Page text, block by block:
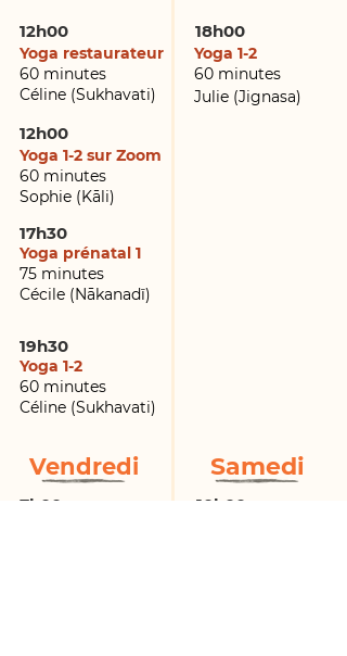
Vendredi
Yoga 1-2 sur Zoom
60 minutes
Sophie (Kāli)
Yoga prénatal 1
75 minutes
Cécile (Nākanadī)
Yoga 1-2
60 minutes
Céline (Sukhavati)
12h00
12h00
17h30
19h30
7h00
Yoga restaurateur
60 minutes
Céline (Sukhavati)
18h00
Yoga 1-2
60 minutes
Julie (Jignasa)
Samedi
10h00